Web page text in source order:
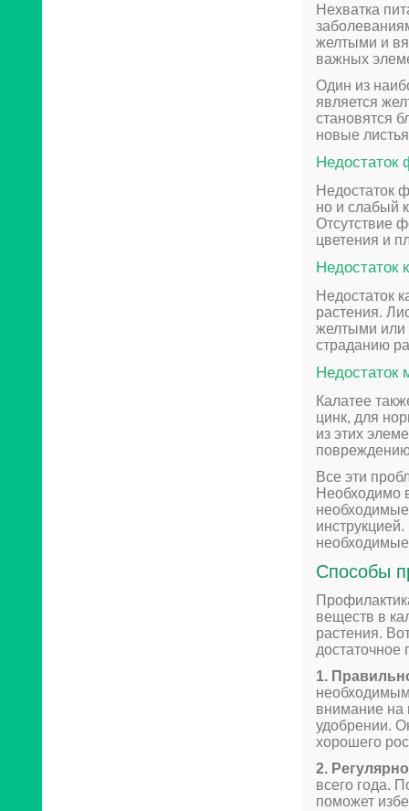
Нехватка
желтыми и
важных
Один из
является
становятся
новые
Недостаток
Недостаток
но и слабый
Отсутствие
цветения и
Недостаток
Недостаток
растения.
желтыми или
страданию
Недостаток
Калатее
цинк, для
из этих
Все эти
Необходимо
необходимые
необходимые
Способы
веществ в
растения.
достаточное
1.
внимание на
удобрении.
хорошего
2.
всего года.
поможет